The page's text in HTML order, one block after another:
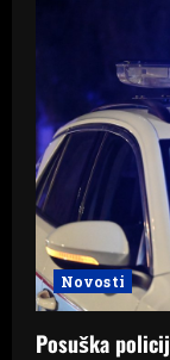
a
t
i
o
n Novosti
Posuška